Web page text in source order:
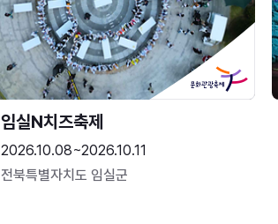
임실N치즈축제
2026.10.08~2026.10.11
전북특별자치도 임실군